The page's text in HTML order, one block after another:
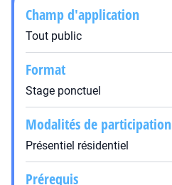
Champ d'application
Tout public
Format
Stage ponctuel
Modalités de participation
Présentiel résidentiel
Prérequis